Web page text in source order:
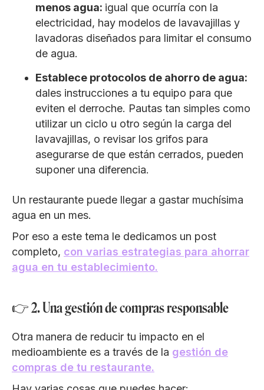
menos agua: igual que ocurría con la
electricidad, hay modelos de lavavajillas y
lavadoras diseñados para limitar el consumo
de agua.
Establece protocolos de ahorro de agua:
dales instrucciones a tu equipo para que
eviten el derroche. Pautas tan simples como
utilizar un ciclo u otro según la carga del
lavavajillas, o revisar los grifos para
asegurarse de que están cerrados, pueden
suponer una diferencia.
Un restaurante puede llegar a gastar muchísima
agua en un mes.
Por eso a este tema le dedicamos un post
completo, con varias estrategias para ahorrar
agua en tu establecimiento.
👉 2. Una gestión de compras responsable
Otra manera de reducir tu impacto en el
medioambiente es a través de la gestión de
compras de tu restaurante.